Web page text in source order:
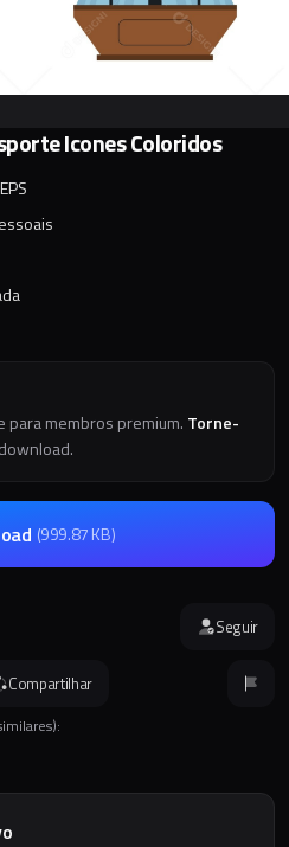
Compartilhar
Icones Coloridos
para membros premium. Torne-
(999.87 KB)
Seguir